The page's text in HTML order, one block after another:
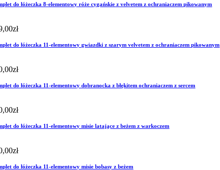
do łóżeczka 8-elementowy róże cygańskie z velvetem z ochraniaczem pikowanym
zł
do łóżeczka 11-elementowy gwiazdki z szarym velvetem z ochraniaczem pikowanym
zł
do łóżeczka 11-elementowy dobranocka z błękitem ochraniaczem z sercem
zł
do łóżeczka 11-elementowy misie latające z beżem z warkoczem
zł
do łóżeczka 11-elementowy misie bobasy z beżem